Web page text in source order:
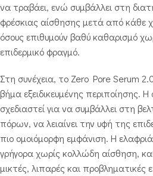
να τραβάει, ενώ συμβάλλει στη
φρέσκιας αίσθησης μετά από κάθε
όσους επιθυμούν βαθύ καθαρισμό
επιδερμικό φραγμό.
Στη συνέχεια, το Zero Pore Serum
βήμα εξειδικευμένης περιποίησης. Η
σχεδιαστεί για να συμβάλλει στη
πόρων, να λειαίνει την υφή της
πιο ομοιόμορφη εμφάνιση. Η
γρήγορα χωρίς κολλώδη αίσθηση,
μικτές, λιπαρές και προβληματικές